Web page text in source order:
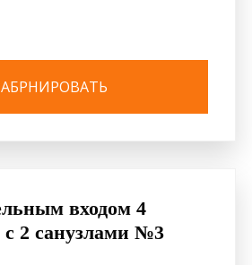
входом 4
2 санузлами №3